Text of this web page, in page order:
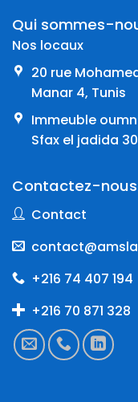
Qui sommes-
Nos locaux
20 rue
Manar 4, Tunis
Immeuble
Sfax el jadida
Contactez-nous
Contact
+216 74 407 194
+216 70 871 328